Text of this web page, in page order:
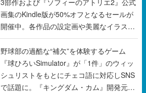
3部作および『ソフィーのアトリエ2』公式
画集のKindle版が50%オフとなるセールが
開催中。各作品の設定画や美麗なイラスト
の数々をふんだんに収録
野球部の過酷な“補欠”を体験するゲーム
『球ひろいSimulator』が「1件」のウィッ
シュリストをもとにチェコ語に対応しSNS
で話題に。『キングダム・カム』開発元や